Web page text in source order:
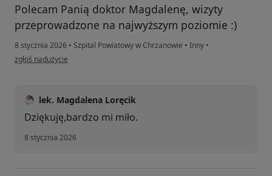
Polecam Panią doktor Magdalenę, wizyty
przeprowadzone na najwyższym poziomie :)
8 stycznia 2026 • Szpital Powiatowy w Chrzanowie • Inny •
w opinii użytkownika Wiktoria
zgłoś nadużycie
lek. Magdalena Loręcik
Dziękuję,bardzo mi miło.
8 stycznia 2026